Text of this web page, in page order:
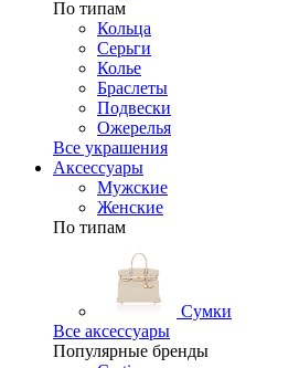
По типам
Кольца
Серьги
Колье
Браслеты
Подвески
Ожерелья
Все украшения
Аксессуары
Мужские
Женские
По типам
Сумки
Все аксессуары
Популярные бренды